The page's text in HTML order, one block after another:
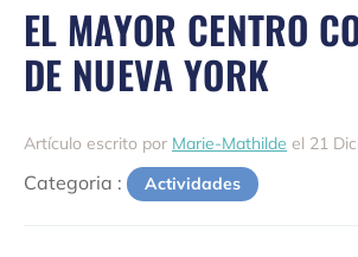
EL MAYOR CENTRO
DE NUEVA YORK
Artículo escrito por Marie-Mathilde el 21
Categoria : Actividades